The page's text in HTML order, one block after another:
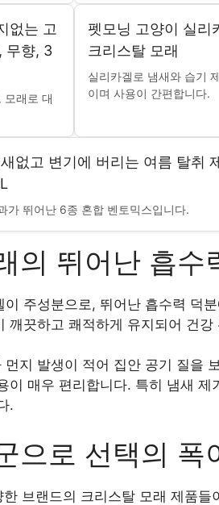
없는 고
무향, 3
모래로 대
펫모닝 고양이 실리
크리스탈 모래
실리카겔로 냄새와 습기
이며 사용이 간편합니다.
없고 변기에 버리는 여름 탈취
가 뛰어난 6종 혼합 벤토믹스입니다.
의 뛰어난 흡
이 주성분으로, 뛰어난 흡수력 덕
깨끗하고 쾌적하게 유지되어 건
지 발생이 적어 집안 공기 질을
이 매우 편리합니다. 특히 냄새
.
으로 선택의 폭
브랜드의 크리스탈 모래 제품